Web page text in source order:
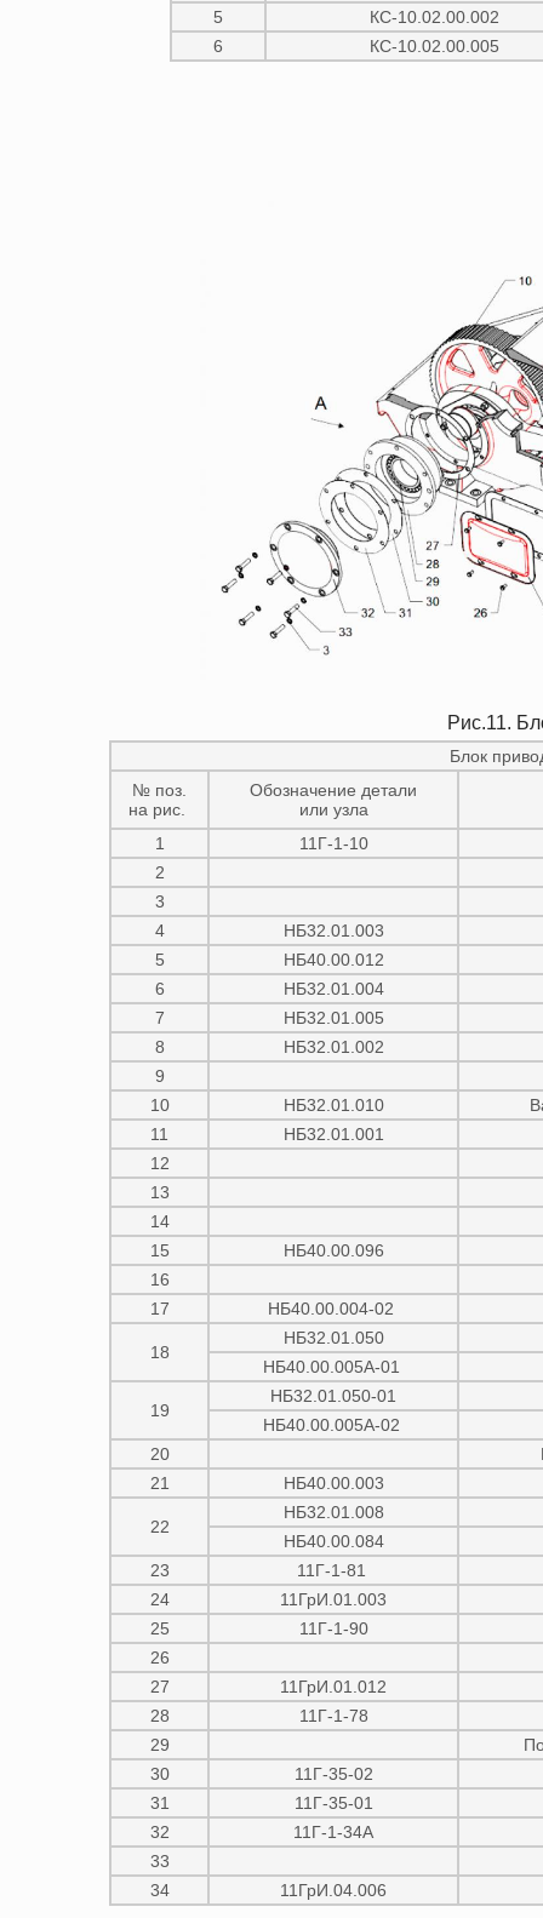
5
КС-10.02.00.002
6
КС-10.02.00.005
Рис.11.
Блок
№ поз.
на рис.
Обозначение детали
или узла
1
11Г-1-10
2
3
4
НБ32.01.003
5
НБ40.00.012
6
НБ32.01.004
7
НБ32.01.005
8
НБ32.01.002
9
10
НБ32.01.010
11
НБ32.01.001
12
13
14
15
НБ40.00.096
16
17
НБ40.00.004-02
18
НБ32.01.050
НБ40.00.005А-01
19
НБ32.01.050-01
НБ40.00.005А-02
20
21
НБ40.00.003
22
НБ32.01.008
НБ40.00.084
23
11Г-1-81
24
11ГрИ.01.003
25
11Г-1-90
26
27
11ГрИ.01.012
28
11Г-1-78
29
30
11Г-35-02
31
11Г-35-01
32
11Г-1-34А
33
34
11ГрИ.04.006